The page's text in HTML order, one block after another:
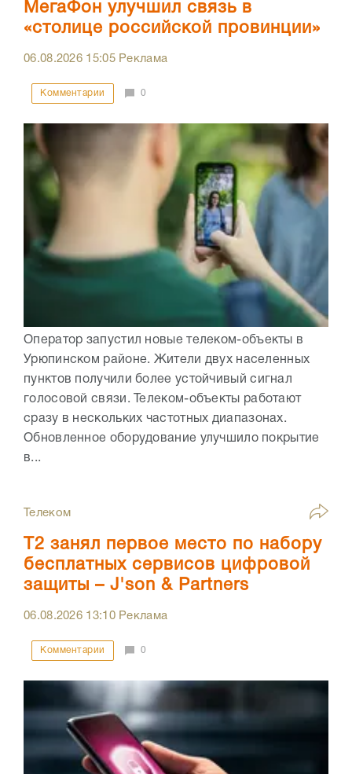
МегаФон улучшил связь в
«столице российской провинции»
06.08.2026 15:05Реклама
Комментарии 0
Оператор запустил новые телеком-объекты в
Урюпинском районе. Жители двух населенных
пунктов получили более устойчивый сигнал
голосовой связи. Телеком-объекты работают
сразу в нескольких частотных диапазонах.
Обновленное оборудование улучшило покрытие
в...
Телеком
Т2 занял первое место по набору
бесплатных сервисов цифровой
защиты – J'son & Partners
06.08.2026 13:10Реклама
Комментарии 0